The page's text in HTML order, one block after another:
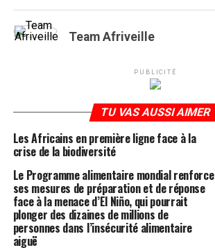
Team Afriveille
PUBLICITÉ
TU VAS AUSSI AIMER
Les Africains en première ligne face à la
crise de la biodiversité
Le Programme alimentaire mondial renforce
ses mesures de préparation et de réponse
face à la menace d’El Niño, qui pourrait
plonger des dizaines de millions de
personnes dans l’insécurité alimentaire
aiguë